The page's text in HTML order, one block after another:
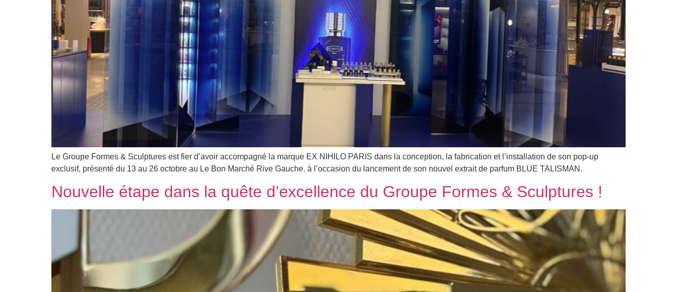
Le Groupe Formes & Sculptures est fier d’avoir accompagné la marque EX NIHILO PARIS dans la conception, la fabrication et l’installation de son pop-up
exclusif, présenté du 13 au 26 octobre au Le Bon Marché Rive Gauche. à l’occasion du lancement de son nouvel extrait de parfum BLUE TALISMAN.
Nouvelle étape dans la quête d’excellence du Groupe Formes & Sculptures !